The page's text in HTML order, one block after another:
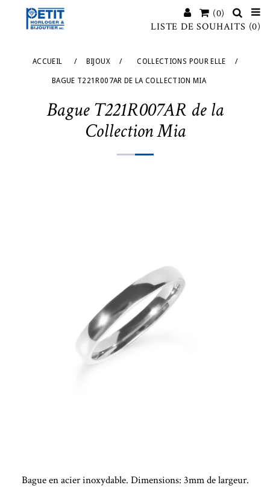
(0)
LISTE DE SOUHAITS (0)
ACCUEIL / BIJOUX / COLLECTIONS POUR ELLE /
BAGUE T221R007AR DE LA COLLECTION MIA
Bague T221R007AR de la
Collection Mia
Bague en acier inoxydable. Dimensions: 3mm de largeur.